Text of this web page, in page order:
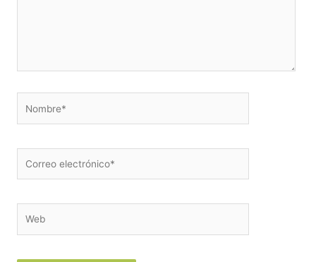
electrónico*